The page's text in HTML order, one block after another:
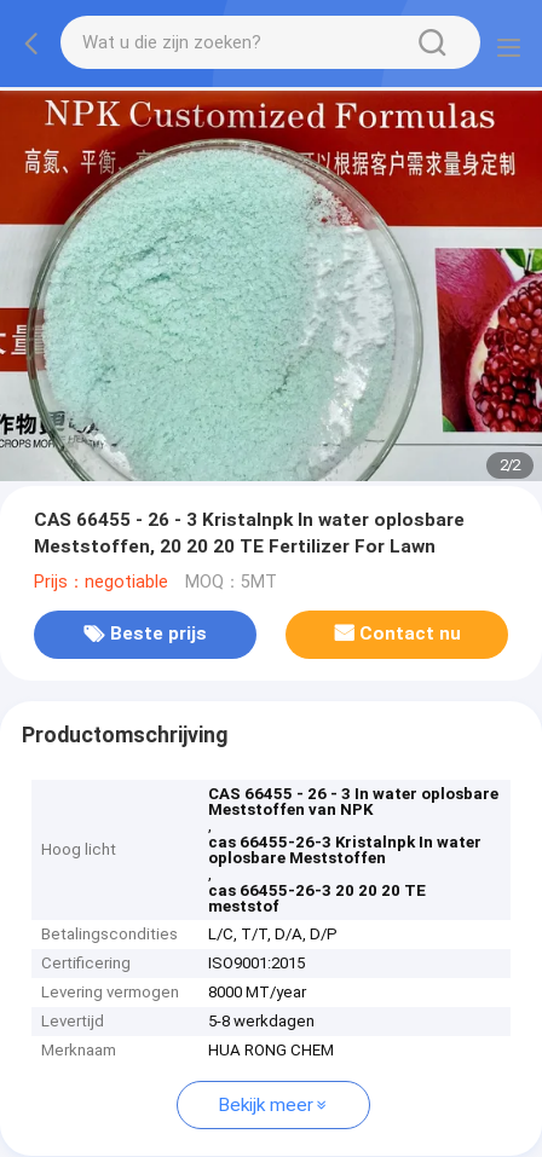
2/2
CAS 66455 - 26 - 3 Kristalnpk In water oplosbare
Meststoffen, 20 20 20 TE Fertilizer For Lawn
Prijs：negotiable MOQ：5MT
Beste prijs Contact nu
Productomschrijving
Hoog licht
CAS 66455 - 26 - 3 In water oplosbare
Meststoffen van NPK
,
cas 66455-26-3 Kristalnpk In water
oplosbare Meststoffen
,
cas 66455-26-3 20 20 20 TE
meststof
Betalingscondities
L/C, T/T, D/A, D/P
Certificering
ISO9001:2015
Levering vermogen
8000 MT/year
Levertijd
5-8 werkdagen
Merknaam
HUA RONG CHEM
Bekijk meer